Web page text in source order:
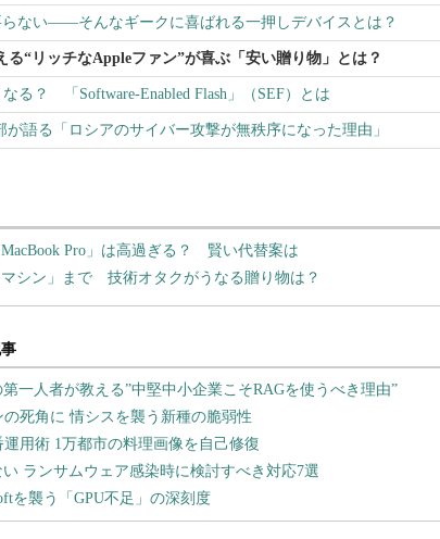
らない――そんなギークに喜ばれる一押しデバイスとは？
る“リッチなAppleファン”が喜ぶ「安い贈り物」とは？
る？ 「Software-Enabled Flash」（SEF）とは
語る「ロシアのサイバー攻撃が無秩序になった理由」
Pro」は高過ぎる？ 賢い代替案は
マシン」まで 技術オタクがうなる贈り物は？